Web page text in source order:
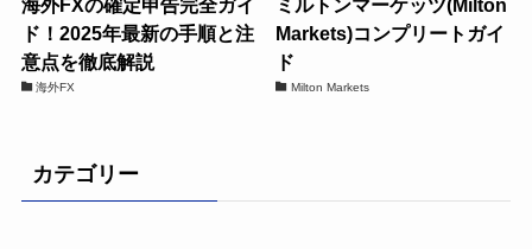
海外FXの確定申告完全ガイ
ド！2025年最新の手順と注
意点を徹底解説
海外FX
ミルトンマーケッツ(Milton
Markets)コンプリートガイ
ド
Milton Markets
カテゴリー